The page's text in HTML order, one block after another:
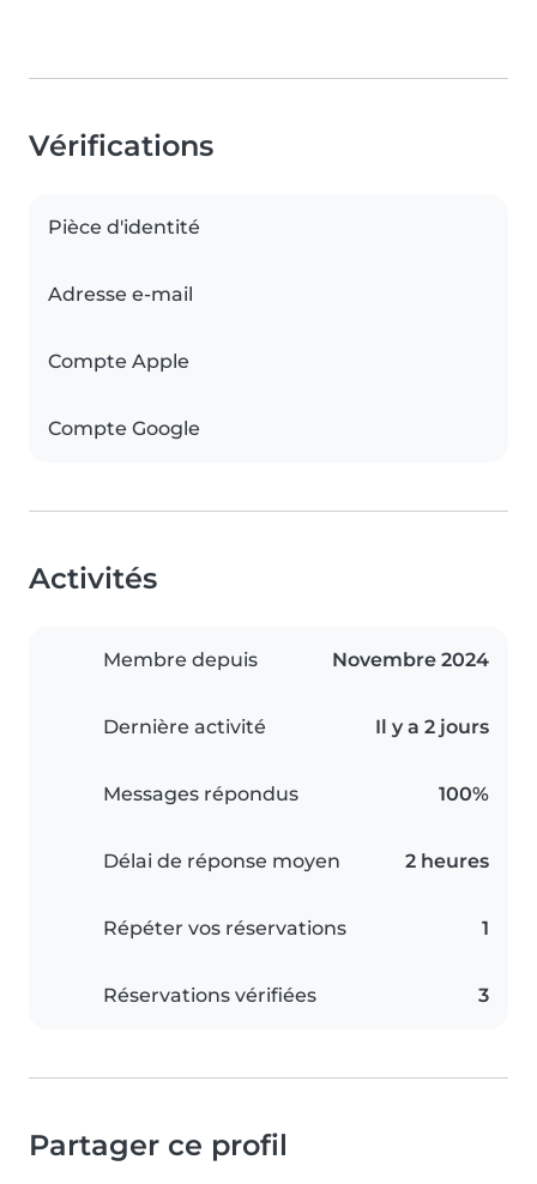
Vérifications
Pièce d'identité
Adresse e-mail
Compte Apple
Compte Google
Activités
Membre depuis Novembre 2024
Dernière activité Il y a 2 jours
Messages répondus 100%
Délai de réponse moyen 2 heures
Répéter vos réservations 1
Réservations vérifiées 3
Partager ce profil